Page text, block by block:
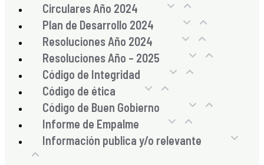
Circulares Año 2024
Plan de Desarrollo 2024
Resoluciones Año 2024
Resoluciones Año – 2025
Código de Integridad
Código de ética
Código de Buen Gobierno
Informe de Empalme
Información publica y/o relevante